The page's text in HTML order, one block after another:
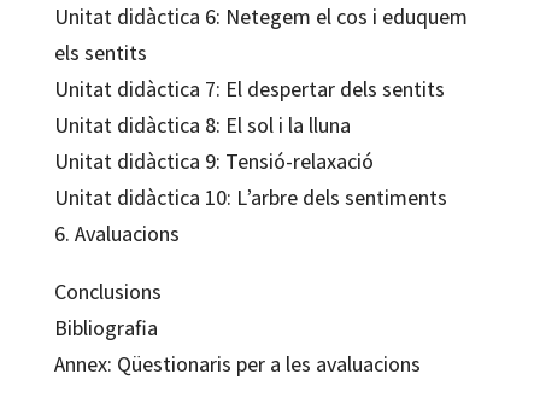
Unitat didàctica 6: Netegem el cos i eduquem
els sentits
Unitat didàctica 7: El despertar dels sentits
Unitat didàctica 8: El sol i la lluna
Unitat didàctica 9: Tensió-relaxació
Unitat didàctica 10: L’arbre dels sentiments
6. Avaluacions
Conclusions
Bibliografia
Annex: Qüestionaris per a les avaluacions